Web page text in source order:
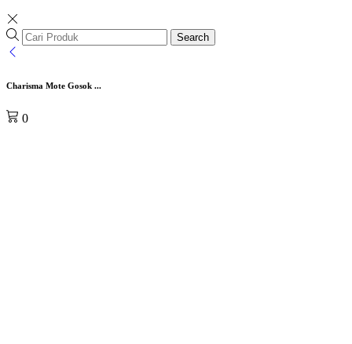
Search
Charisma Mote Gosok ...
0